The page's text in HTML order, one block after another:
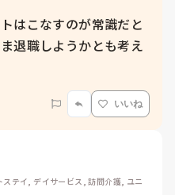
はこなすのが常識だと
退職しようかとも考え
いいね
テイ, デイサービス, 訪問介護, ユニ